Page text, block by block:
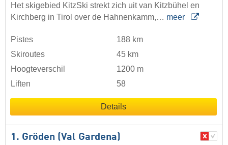
Het skigebied KitzSki strekt zich uit van Kitzbühel en
Kirchberg in Tirol over de Hahnenkamm,… meer
Pistes
188 km
Skiroutes
45 km
Hoogteverschil
1200 m
Liften
58
Details
1. Gröden (Val Gardena)